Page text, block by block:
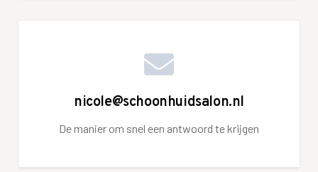
nicole@schoonhuidsalon.nl
De manier om snel een antwoord te krijgen